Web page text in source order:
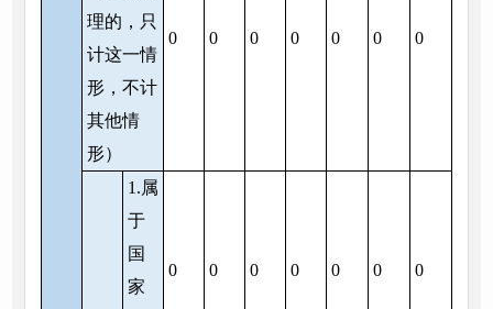
理的，只
计这一情
形，不计
其他情
形）
0 0 0 0 0 0 0
1.属
于
国
家
0 0 0 0 0 0 0